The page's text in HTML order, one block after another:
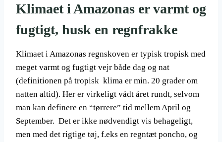
Klimaet i Amazonas er varmt og
fugtigt, husk en regnfrakke
Klimaet i Amazonas regnskoven er typisk tropisk med
meget varmt og fugtigt vejr både dag og nat
(definitionen på tropisk klima er min. 20 grader om
natten altid). Her er virkeligt vådt året rundt, selvom
man kan definere en “tørrere” tid mellem April og
September. Det er ikke nødvendigt vis behageligt,
men med det rigtige tøj, f.eks en regntæt poncho, og